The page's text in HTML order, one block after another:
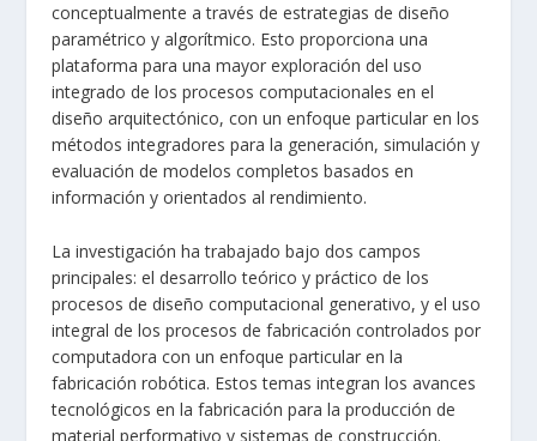
conceptualmente a través de estrategias de diseño
paramétrico y algorítmico. Esto proporciona una
plataforma para una mayor exploración del uso
integrado de los procesos computacionales en el
diseño arquitectónico, con un enfoque particular en los
métodos integradores para la generación, simulación y
evaluación de modelos completos basados en
información y orientados al rendimiento.
La investigación ha trabajado bajo dos campos
principales: el desarrollo teórico y práctico de los
procesos de diseño computacional generativo, y el uso
integral de los procesos de fabricación controlados por
computadora con un enfoque particular en la
fabricación robótica. Estos temas integran los avances
tecnológicos en la fabricación para la producción de
material performativo y sistemas de construcción.